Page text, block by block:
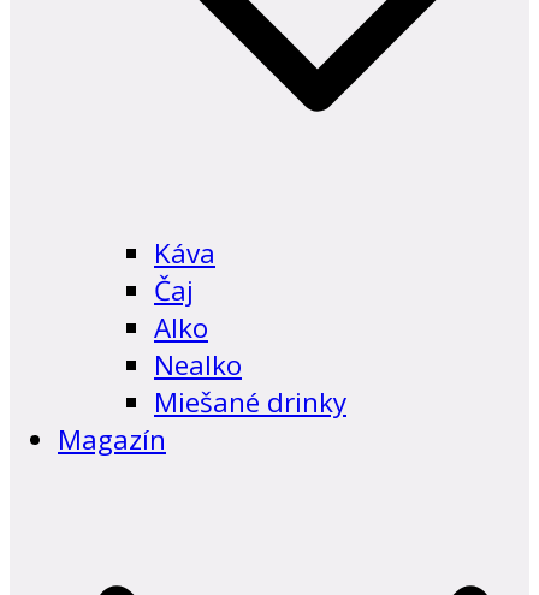
Káva
Čaj
Alko
Nealko
Miešané drinky
Magazín